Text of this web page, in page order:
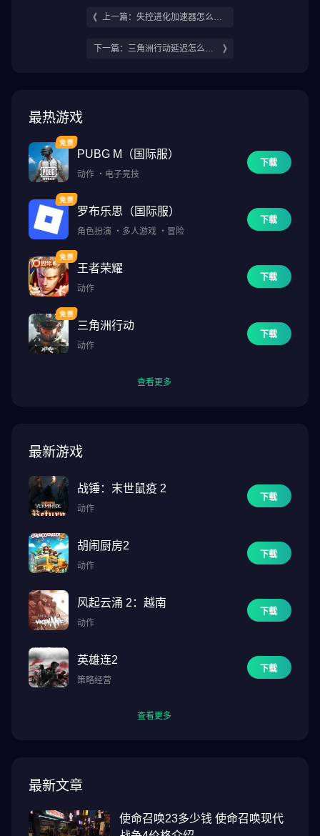
上一篇：失控进化加速器怎么选
下一篇：三角洲行动延迟怎么办
最热游戏
PUBG M（国际服）
动作 ・ 电子竞技
下载
罗布乐思（国际服）
角色扮演 ・ 多人游戏 ・ 冒险
下载
王者荣耀
动作
下载
三角洲行动
动作
下载
查看更多
最新游戏
战锤：末世鼠疫 2
动作
下载
胡闹厨房2
动作
下载
风起云涌 2：越南
动作
下载
英雄连2
策略经营
下载
查看更多
最新文章
使命召唤23多少钱 使命召唤现代